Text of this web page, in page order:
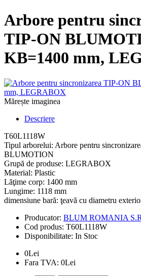
Arbore pentru
TIP-ON
KB=1400 mm,
Mărește imaginea
Descriere
T60L1118W
Tipul arborelui: Arbore pentru
BLUMOTION
Grupă de produse: LEGRABOX
Material: Plastic
Lăţime corp: 1400 mm
Lungime: 1118 mm
dimensiune bară: ţeavă cu diametru
Producator: BLUM ROMANIA
Cod produs: T60L1118W
Disponibilitate: In Stoc
0Lei
Fara TVA: 0Lei